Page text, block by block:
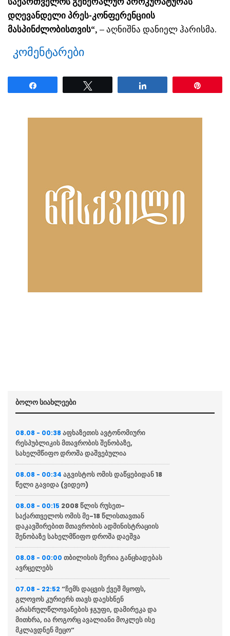
დღევანდელი პრეს-კონფერენციის
მასპინძლობისთვის“, – აღნიშნა დანიელ ჰარისმა.
კომენტარები
ბოლო სიახლეები
08.08 - 00:38 აფხაზეთის ავტონომიური
რესპუბლიკის მთავრობის შენობაზე,
სახელმწიფო დროშა დაშვებულია
08.08 - 00:34 აგვისტოს ომის დაწყებიდან 18
წელი გავიდა (ვიდეო)
08.08 - 00:15 2008 წლის რუსეთ-
საქართველოს ომის მე-18 წლისთავთან
დაკავშირებით მთავრობის ადმინისტრაციის
შენობაზე სახელმწიფო დროშა დაეშვა
08.08 - 00:00 თბილისის მერია განცხადებას
ავრცელებს
07.08 - 22:52 “ჩემს დაცვის ქვეშ მყოფს,
გლოვოს კურიერს თავს დაესხნენ
არასრულწლოვანების ჯგუფი, დამირეკა და
მითხრა, ია როგორც ავალიანი მოკლეს ისე
მკლავდნენ მეცო”